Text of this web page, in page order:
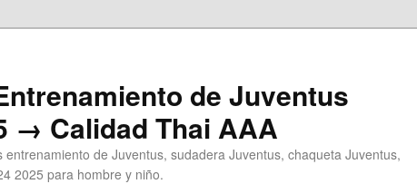
de Juventus
→ Calidad Thai AAA
entrenamiento de Juventus, sudadera Juventus, chaqueta Juventus,
2025 para hombre y niño.